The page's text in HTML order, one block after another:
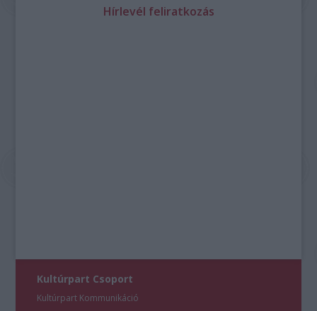
Hírlevél feliratkozás
Kultúrpart Csoport
Kultúrpart Kommunikáció